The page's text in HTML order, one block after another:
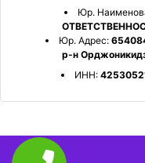
Юр.
Юр. Адрес:
р-н
ИНН: